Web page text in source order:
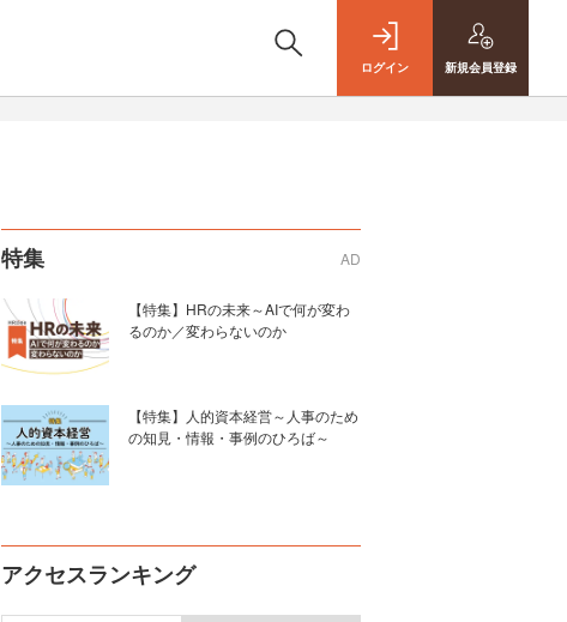
ログイン 新規会員登録
特集 AD
【特集】HRの未来～AIで何が変わ
るのか／変わらないのか
【特集】人的資本経営～人事のため
の知見・情報・事例のひろば～
アクセスランキング